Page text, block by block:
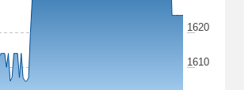
1610
1620